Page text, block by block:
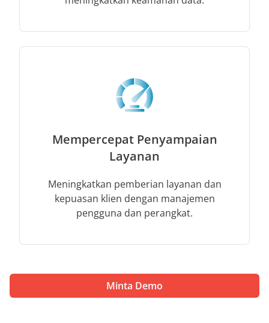
Mempercepat Penyampaian
Layanan
Meningkatkan pemberian layanan dan
kepuasan klien dengan manajemen
pengguna dan perangkat.
Minta Demo